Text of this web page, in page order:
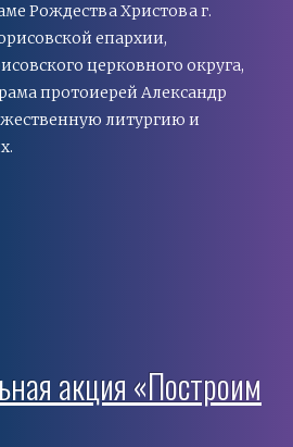
Рождества Христова г.
епархии,
церковного округа,
протоиерей Александр
литургию и
акция «Построим